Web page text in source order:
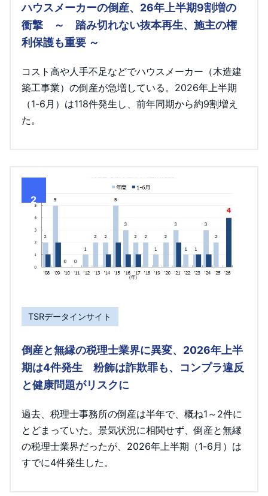
ハウスメーカーの倒産、26年上半期9割増の
衝撃 ～ 踏み切れない抜本再生、施主の権
利保護も重要 ～
コスト高や人手不足などでハウスメーカー（木造建
築工事業）の倒産が急増している。2026年上半期
（1-6月）は118件発生し、前年同期から約9割増え
た。
2
TSRデータインサイト
倒産と無縁の税理士業界に異変、2026年上半
期は4件発生 粉飾は詐欺罪も、コンプラ違反
と健康問題がリスクに
過去、税理士事務所の倒産は半年で、概ね1～2件に
とどまっていた。景気状況に相関せず、倒産と無縁
の税理士業界だったが、2026年上半期（1-6月）は
すでに4件発生した。